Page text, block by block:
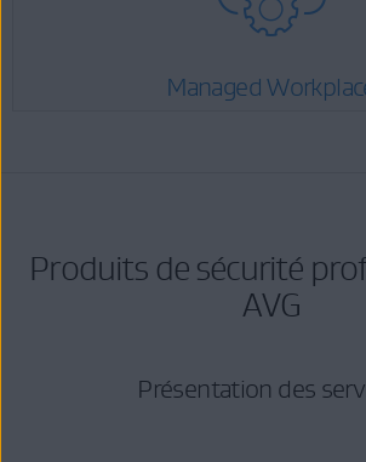
Managed
Produits de sécurité
AVG
Présentation des